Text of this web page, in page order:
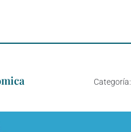
Categoría: